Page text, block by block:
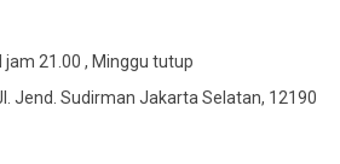
jam 21.00 , Minggu tutup
Jend. Sudirman Jakarta Selatan, 12190